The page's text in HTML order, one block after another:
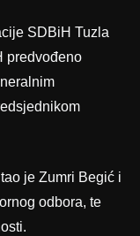
SDBiH Tuzla
predvođeno
je Zumri Begić i
odbora, te